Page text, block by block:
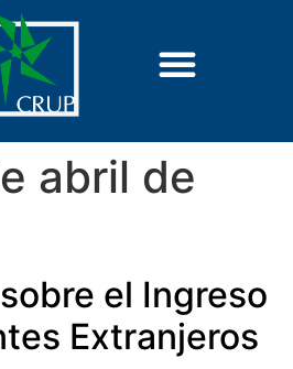
abril de
el Ingreso
Extranjeros